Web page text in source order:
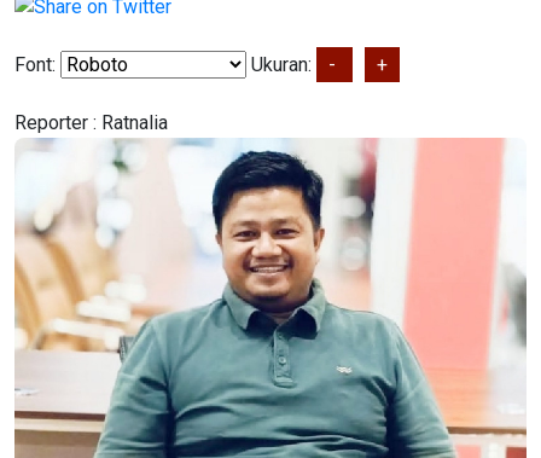
Font: Ukuran: - +
Reporter : Ratnalia